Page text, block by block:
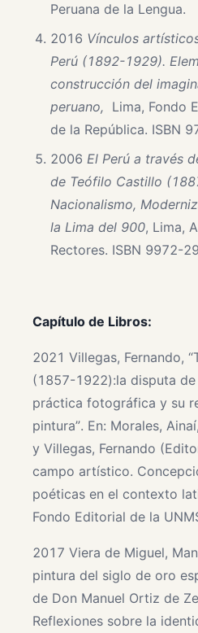
Peruana de la Lengua.
2016 Vínculos
Perú (1892-1929).
construcción del
peruano, Lima, Fondo
de la República. ISBN
2006 El Perú a través
de Teófilo Castillo
Nacionalismo,
la Lima del 900, Lima,
Rectores. ISBN 9972-
Capítulo de Libros:
2021 Villegas, Fernando,
(1857-1922):la disputa
práctica fotográfica y su
pintura”. En: Morales,
y Villegas, Fernando
campo artístico.
poéticas en el contexto
Fondo Editorial de la
2017 Viera de Miguel,
pintura del siglo de oro
de Don Manuel Ortiz de
Reflexiones sobre la